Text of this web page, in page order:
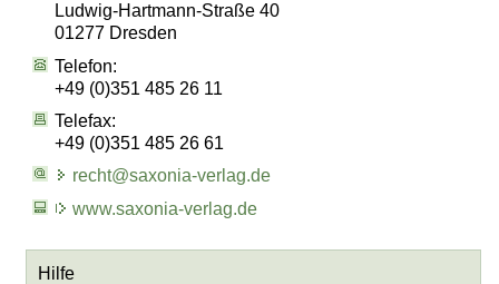
Ludwig-Hartmann-Straße 40
01277 Dresden
Telefon:
+49 (0)351 485 26 11
Telefax:
+49 (0)351 485 26 61
recht@saxonia-verlag.de
www.saxonia-verlag.de
Hilfe